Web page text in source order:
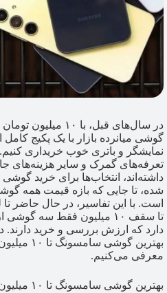
در سال‌های قبل، با ۱۰
گوشی میانرده بازار با یک پکیج
تعرفه‌های گمرک و سایر هزینه‌های
داشته‌اند، انتخاب‌ها برای خرید
شده، تا جایی که بازه قیمت همه
است. با این تفاسیر، در حال حاضر
تا سقف ۱۰ میلیون فقط سه
دارد که ارزش بررسی و خرید دارند.
بهترین گوشی
معرفی می‌کنیم.
بهترین گوشی سامسونگ تا ۱۰ میلیون